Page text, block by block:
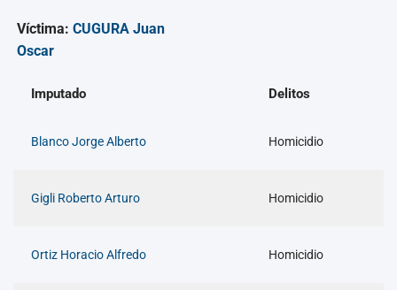
Víctima:CUGURA Juan
Oscar
Imputado Delitos
Blanco Jorge Alberto Homicidio
Gigli Roberto Arturo Homicidio
Ortiz Horacio Alfredo Homicidio